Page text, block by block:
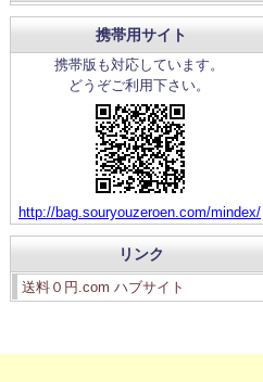
携帯用サイト
携帯版も対応しています。
どうぞご利用下さい。
http://bag.souryouzeroen.com/mindex/
リンク
送料０円.com ハブサイト